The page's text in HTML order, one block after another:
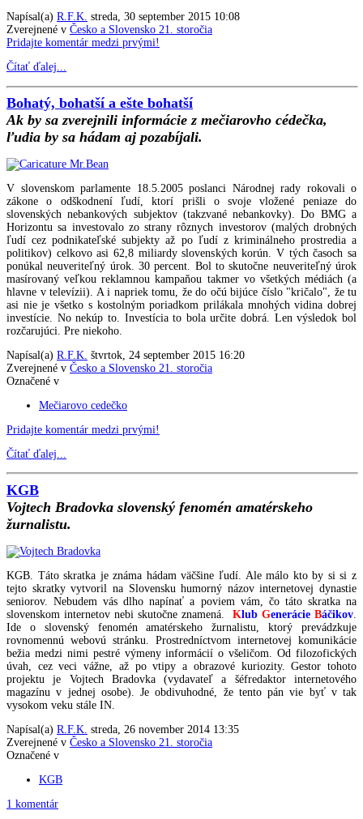
Napísal(a) R.F.K. streda, 30 september 2015 10:08
Zverejnené v Česko a Slovensko 21. storočia
Pridajte komentár medzi prvými!
Čítať ďalej...
Bohatý, bohatší a ešte bohatší
Ak by sa zverejnili informácie z mečiarovho cédečka,
ľudia by sa hádam aj pozabíjali.
V slovenskom parlamente 18.5.2005 poslanci Národnej rady rokovali o
zákone o odškodnení ľudí, ktorí prišli o svoje vložené peniaze do
slovenských nebankových subjektov (takzvané nebankovky). Do BMG a
Horizontu sa investovalo zo strany rôznych investorov (malých drobných
ľudí cez podnikateľské subjekty až po ľudí z kriminálneho prostredia a
politikov) celkovo asi 62,8 miliardy slovenských korún. V tých časoch sa
ponúkal neuveriteľný úrok. 30 percent. Bol to skutočne neuveriteľný úrok
masírovaný veľkou reklamnou kampaňou takmer vo všetkých médiách (a
hlavne v televízii). A i napriek tomu, že do očú bijúce číslo "kričalo", že tu
asi nie je všetko s kostolným poriadkom prilákala mnohých vidina dobrej
investície. No nekúp to. Investícia to bola určite dobrá. Len výsledok bol
rozčarujúci. Pre niekoho.
Napísal(a) R.F.K. štvrtok, 24 september 2015 16:20
Zverejnené v Česko a Slovensko 21. storočia
Označené v
Mečiarovo cedečko
Pridajte komentár medzi prvými!
Čítať ďalej...
KGB
Vojtech Bradovka slovenský fenomén amatérskeho
žurnalistu.
KGB. Táto skratka je známa hádam väčšine ľudí. Ale málo kto by si si z
tejto skratky vytvoril na Slovensku humorný názov internetovej dynastie
seniorov. Nebudem vás dlho napínať a poviem vám, čo táto skratka na
slovenskom internetov nebi skutočne znamená. Klub Generácie Báčikov
Ide o slovenský fenomén amatérskeho žurnalistu, ktorý prevádzkuje
rovnomennú webovú stránku. Prostredníctvom internetovej komunikácie
bežia medzi nimi pestré výmeny informácií o všeličom. Od filozofických
úvah, cez veci vážne, až po vtipy a obrazové kuriozity. Gestor tohoto
projektu je Vojtech Bradovka (vydavateľ a šéfredaktor internetového
magazínu v jednej osobe). Je obdivuhodné, že tento pán vie byť v tak
vysokom veku stále IN.
Napísal(a) R.F.K. streda, 26 november 2014 13:35
Zverejnené v Česko a Slovensko 21. storočia
Označené v
KGB
1 komentár